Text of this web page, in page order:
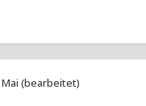
(bearbeitet)